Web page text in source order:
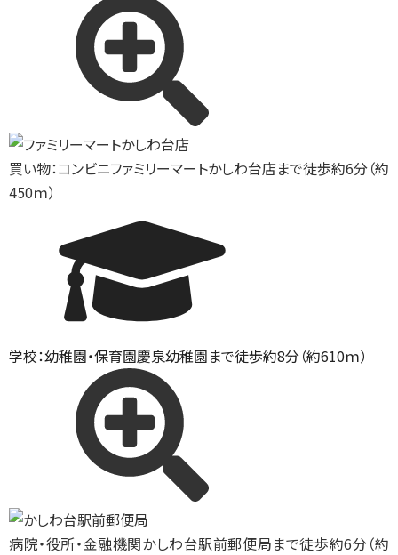
買い物：コンビニファミリーマートかしわ台店まで徒歩約6分（約
450ｍ）
学校：幼稚園・保育園慶泉幼稚園まで徒歩約8分（約610ｍ）
病院・役所・金融機関かしわ台駅前郵便局まで徒歩約6分（約